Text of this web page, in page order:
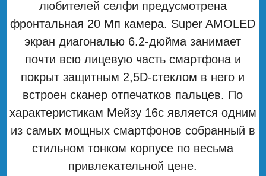
любителей селфи предусмотрена
фронтальная 20 Мп камера. Super AMOLED
экран диагональю 6.2-дюйма занимает
почти всю лицевую часть смартфона и
покрыт защитным 2,5D-стеклом в него и
встроен сканер отпечатков пальцев. По
характеристикам Мейзу 16с является одним
из самых мощных смартфонов собранный в
стильном тонком корпусе по весьма
привлекательной цене.